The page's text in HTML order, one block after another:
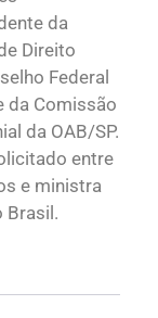
da
Direito
Federal
da Comissão
da OAB/SP.
entre
e ministra
Brasil.